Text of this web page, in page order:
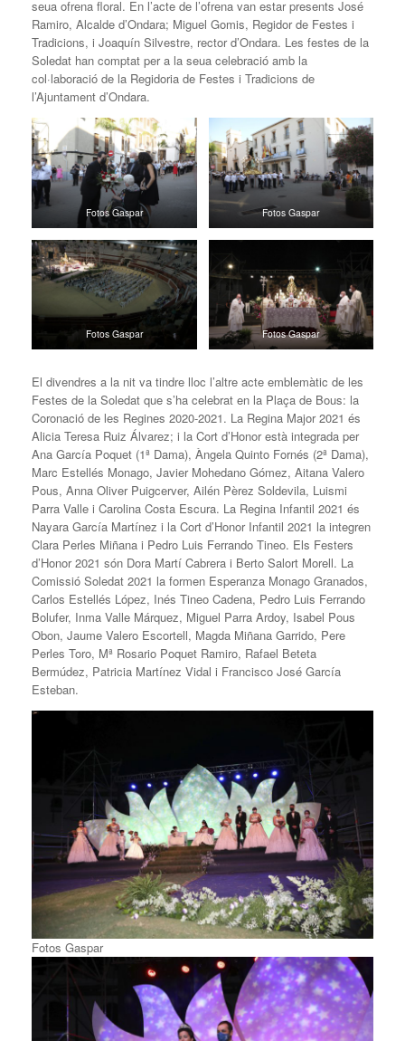
seua ofrena floral. En l’acte de l’ofrena van estar presents José
Ramiro, Alcalde d’Ondara; Miguel Gomis, Regidor de Festes i
Tradicions, i Joaquín Silvestre, rector d’Ondara. Les festes de la
Soledat han comptat per a la seua celebració amb la
col·laboració de la Regidoria de Festes i Tradicions de
l’Ajuntament d’Ondara.
Fotos Gaspar Fotos Gaspar
Fotos Gaspar Fotos Gaspar
El divendres a la nit va tindre lloc l’altre acte emblemàtic de les
Festes de la Soledat que s’ha celebrat en la Plaça de Bous: la
Coronació de les Regines 2020-2021. La Regina Major 2021 és
Alicia Teresa Ruiz Álvarez; i la Cort d’Honor està integrada per
Ana García Poquet (1ª Dama), Àngela Quinto Fornés (2ª Dama),
Marc Estellés Monago, Javier Mohedano Gómez, Aitana Valero
Pous, Anna Oliver Puigcerver, Ailén Pèrez Soldevila, Luismi
Parra Valle i Carolina Costa Escura. La Regina Infantil 2021 és
Nayara García Martínez i la Cort d’Honor Infantil 2021 la integren
Clara Perles Miñana i Pedro Luis Ferrando Tineo. Els Festers
d’Honor 2021 són Dora Martí Cabrera i Berto Salort Morell. La
Comissió Soledat 2021 la formen Esperanza Monago Granados,
Carlos Estellés López, Inés Tineo Cadena, Pedro Luis Ferrando
Bolufer, Inma Valle Márquez, Miguel Parra Ardoy, Isabel Pous
Obon, Jaume Valero Escortell, Magda Miñana Garrido, Pere
Perles Toro, Mª Rosario Poquet Ramiro, Rafael Beteta
Bermúdez, Patricia Martínez Vidal i Francisco José García
Esteban.
Fotos Gaspar